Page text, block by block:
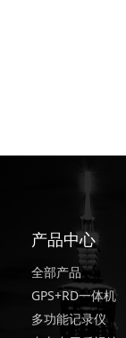
产品中心
全部产品
GPS+RD一体机
多功能记录仪